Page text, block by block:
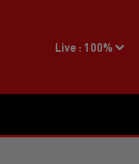
Live : 100%